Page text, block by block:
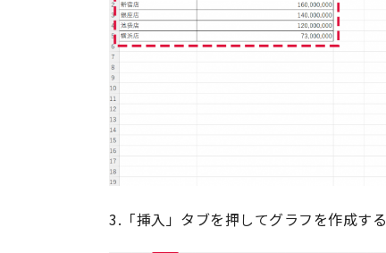
3.「挿入」タブを押してグラフを作成する